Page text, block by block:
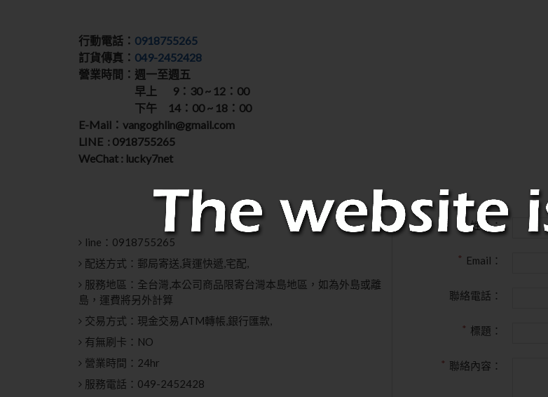
行動電話： 0918755265
訂貨傳真： 049-2452428
營業時間：週一至週五
早上 9：30 ~ 12：00
下午 14：00 ~ 18：00
E-Mail：vangoghlin@gmail.com
LINE : 0918755265
WeChat : lucky7net
line： 0918755265
配送方式： 郵局寄送,貨運快遞,宅配,
服務地區： 全台灣,本公司商品限寄台灣本島地區，如為外島或離
島，運費將另外計算
交易方式： 現金交易,ATM轉帳,銀行匯款,
有無刷卡： NO
營業時間： 24hr
服務電話： 049-2452428
姓名：
Email：
聯絡電話：
標題：
聯絡內容：